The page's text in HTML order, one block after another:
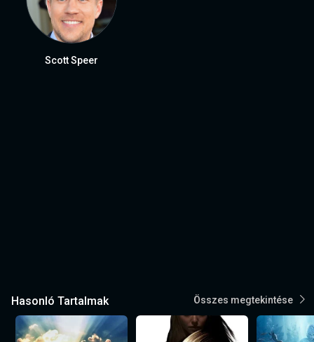
Scott Speer
Hasonló Tartalmak Összes megtekintése